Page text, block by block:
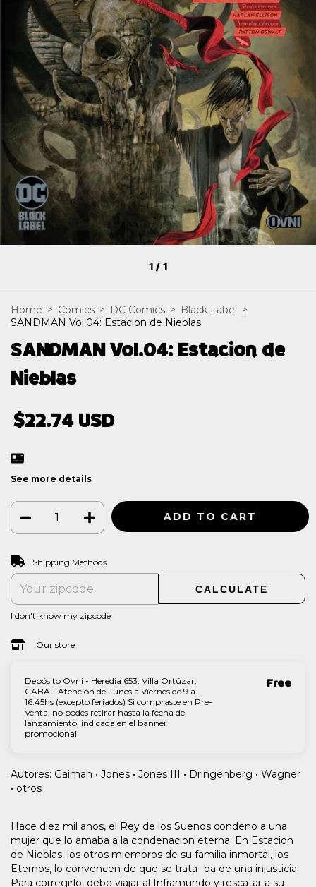
1/1
Home > Cómics > DC Comics > Black Label
>
SANDMAN Vol.04: Estacion de Nieblas
SANDMAN Vol.04: Estacion de
Nieblas
$22.74 USD
See more details
Shipping for zipcode:
Shipping Methods
CALCULATE
I don't know my zipcode
Our store
Depósito Ovni - Heredia 653, Villa Ortúzar,
CABA - Atención de Lunes a Viernes de 9 a
16:45hs (excepto feriados) Si compraste en Pre-
Venta, no podes retirar hasta la fecha de
lanzamiento, indicada en el banner
promocional.
Free
Autores: Gaiman • Jones • Jones III • Dringenberg • Wagner
• otros
Hace diez mil anos, el Rey de los Suenos condeno a una
mujer que lo amaba a la condenacion eterna. En Estacion
de Nieblas, los otros miembros de su familia inmortal, los
Eternos, lo convencen de que se trata- ba de una injusticia.
Para corregirlo, debe viajar al Inframundo y rescatar a su